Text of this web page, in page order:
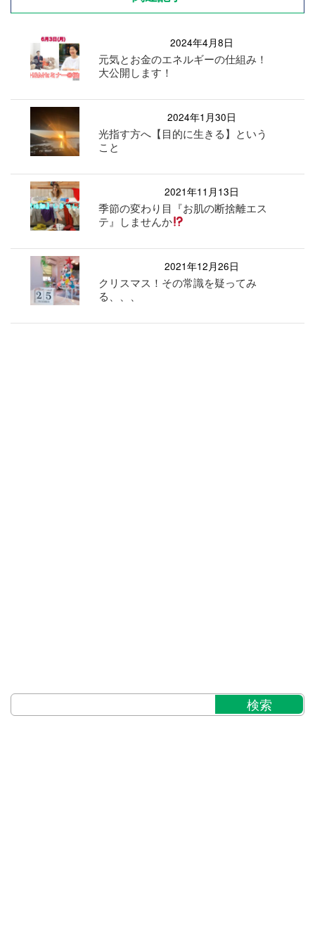
2024年4月8日
元気とお金のエネルギーの仕組み！
大公開します！
2024年1月30日
光指す方へ【目的に生きる】という
こと
2021年11月13日
季節の変わり目『お肌の断捨離エス
テ』しませんか
2021年12月26日
クリスマス！その常識を疑ってみ
る、、、